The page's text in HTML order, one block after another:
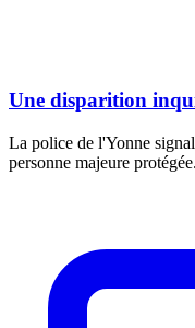
Une disparition
La police de l'Yonne
personne majeure protégée.